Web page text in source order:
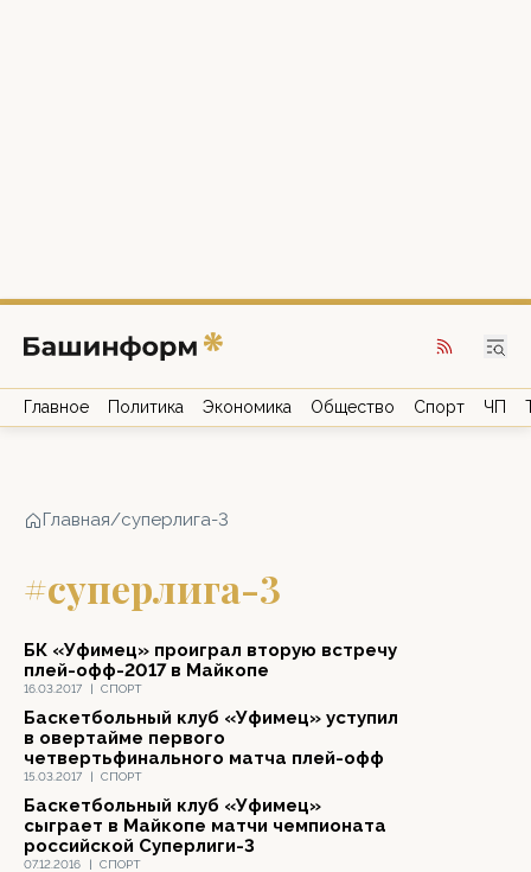
Главное Политика Экономика Общество Спорт ЧП
Главная/суперлига-3
#суперлига-3
16.03.2017 | СПОРТ
БК «Уфимец» проиграл вторую встречу
плей-офф-2017 в Майкопе
15.03.2017 | СПОРТ
Баскетбольный клуб «Уфимец» уступил
в овертайме первого
четвертьфинального матча плей-офф
07.12.2016 | СПОРТ
Баскетбольный клуб «Уфимец»
сыграет в Майкопе матчи чемпионата
российской Суперлиги-3